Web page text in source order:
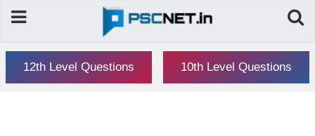
12th Level Questions 10th Level Questions